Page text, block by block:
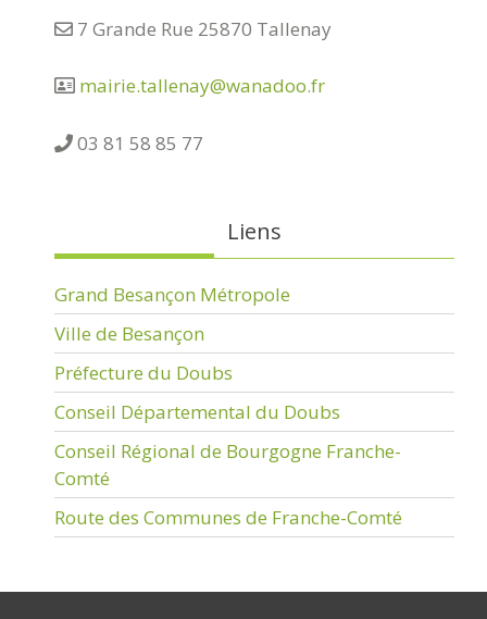
7 Grande Rue 25870 Tallenay
mairie.tallenay@wanadoo.fr
03 81 58 85 77
Liens
Grand Besançon Métropole
Ville de Besançon
Préfecture du Doubs
Conseil Départemental du Doubs
Conseil Régional de Bourgogne Franche-
Comté
Route des Communes de Franche-Comté